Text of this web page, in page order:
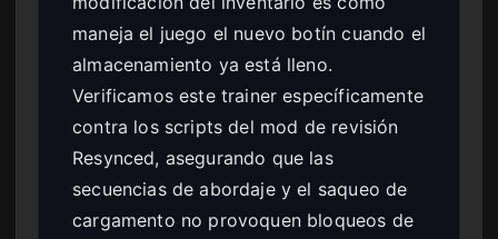
maneja el juego el nuevo botín cuando el
almacenamiento ya está lleno.
Verificamos este trainer específicamente
contra los scripts del mod de revisión
Resynced, asegurando que las
secuencias de abordaje y el saqueo de
cargamento no provoquen bloqueos de